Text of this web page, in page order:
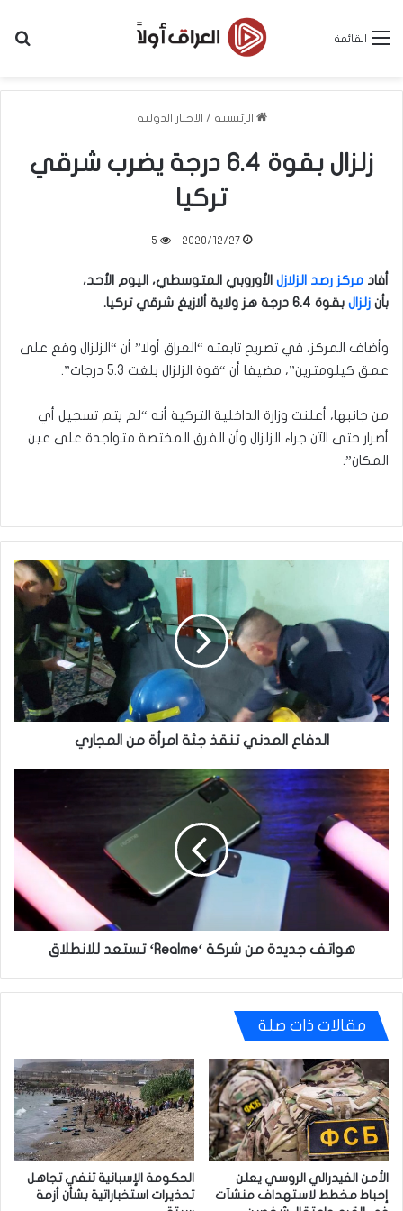
القائمة
الرئيسية / الاخبار الدولية
زلزال بقوة 6.4 درجة يضرب شرقي
تركيا
2020/12/27
5
أفاد مركز رصد الزلازل الأوروبي المتوسطي، اليوم الأحد،
بأن زلزال بقوة 6.4 درجة هز ولاية ألازيغ شرقي تركيا.
وأضاف المركز، في تصريح تابعته “العراق أولا” أن “الزلزال وقع على
عمق كيلومترين”، مضيفا أن “قوة الزلزال بلغت 5.3 درجات”.
من جانبها، أعلنت وزارة الداخلية التركية أنه “لم يتم تسجيل أي
أضرار حتى الآن جراء الزلزال وأن الفرق المختصة متواجدة على عين
المكان”.
جثة
امرأة
من
المجاري
الدفاع المدني تنقذ جثة امرأة من المجاري
هواتف
جديدة
من
شركة
‘Realme‘
تستعد
للانطلاق
هواتف جديدة من شركة ‘Realme‘ تستعد للانطلاق
مقالات ذات صلة
الأمن الفيدرالي الروسي يعلن
إحباط مخطط لاستهداف منشآت
الحكومة الإسبانية تنفي تجاهل
تحذيرات استخباراتية بشأن أزمة